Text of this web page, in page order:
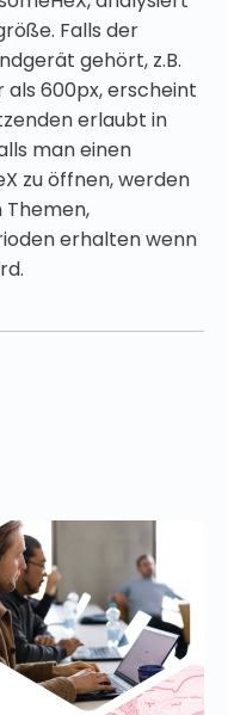
Falls der
gehört, z.B.
600px, erscheint
erlaubt in
man einen
zu öffnen, werden
Themen,
erhalten wenn